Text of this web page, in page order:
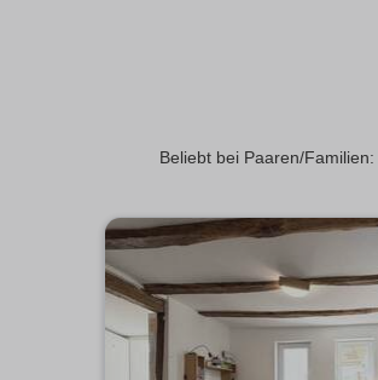
Beliebt bei Paaren/Familien: